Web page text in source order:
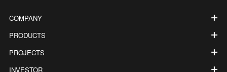
COMPANY
PRODUCTS
PROJECTS
INVESTOR